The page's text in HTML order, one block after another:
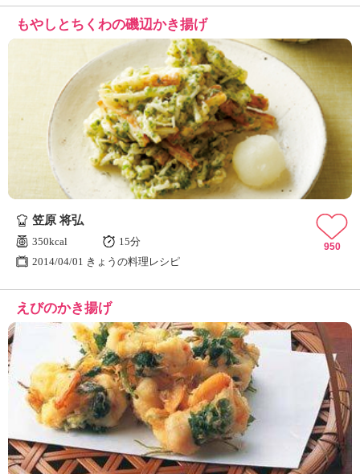
もやしとちくわの磯辺かき揚げ
笠原 将弘
350kcal
15分
2014/04/01 きょうの料理レシピ
950
えびのかき揚げ